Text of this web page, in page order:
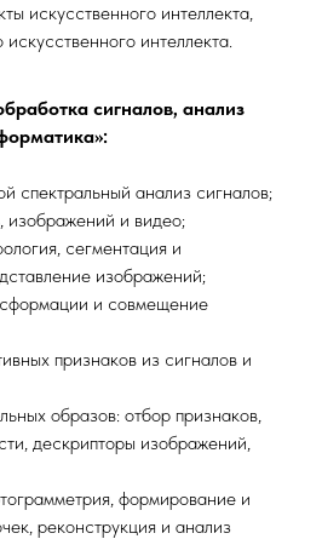
искусственного интеллекта,
интеллекта.
сигналов, анализ
спектральный анализ сигналов;
изображений и видео;
сегментация и
изображений;
и совмещение
признаков из сигналов и
образов: отбор признаков,
дескрипторы изображений,
формирование и
реконструкция и анализ